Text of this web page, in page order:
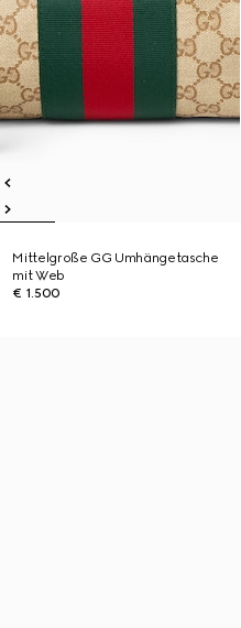
Mittelgroße GG Umhängetasche
mit Web
€ 1.500